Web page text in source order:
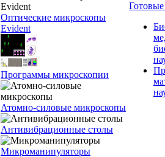
Оптические микроскопы
Evident
Программы микроскопии
Атомно-силовые микроскопы
Антивибрационные столы
Микроманипуляторы